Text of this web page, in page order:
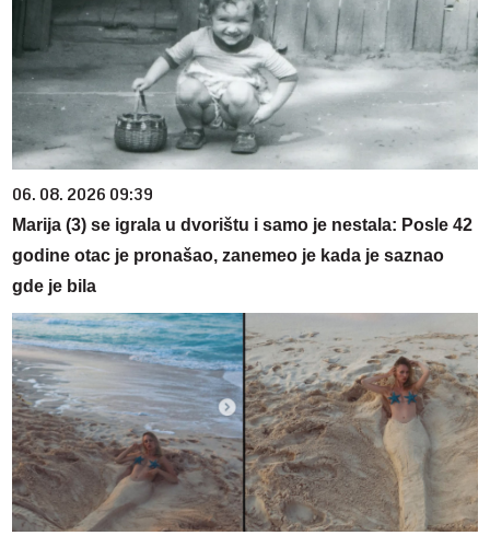
06. 08. 2026 09:39
Marija (3) se igrala u dvorištu i samo je nestala: Posle 42
godine otac je pronašao, zanemeo je kada je saznao
gde je bila